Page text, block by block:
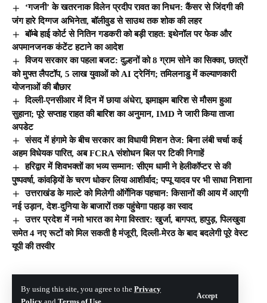
By using this site, you agree to the Privacy
Accept
‘गजनी’ के खतरनाक विलेन प्रदीप रावत का निधन: कैंसर से जिंदगी की
जंग हारे दिग्गज अभिनेता, बॉलीवुड से साउथ तक शोक की लहर
बॉम्बे हाई कोर्ट से नितिन गडकरी को बड़ी राहत: इथेनॉल पर फेक और
अपमानजनक कंटेंट हटाने का आदेश
विजय सरकार का पहला बजट: दुल्हनों को 8 ग्राम सोने का सिक्का, छात्रों
को मुफ्त लैपटॉप, 5 लाख युवाओं को AI ट्रेनिंग; तमिलनाडु में कल्याणकारी
योजनाओं की बौछार
दिल्ली-एनसीआर में दिन में छाया अंधेरा, झमाझम बारिश से मौसम हुआ
सुहाना; पूरे सप्ताह राहत की बारिश का अनुमान, IMD ने जारी किया ताजा
अपडेट
संसद में हंगामे के बीच सरकार का विधायी मिशन तेज: बिना लंबी चर्चा कई
अहम विधेयक पारित, अब FCRA संशोधन बिल पर टिकी निगाहें
हरिद्वार में शिवभक्तों का भव्य सम्मान: सीएम धामी ने हेलीकॉप्टर से की
पुष्पवर्षा, कांवड़ियों के चरण धोकर लिया आशीर्वाद; पप्पू यादव पर भी साधा निशाना
उत्तराखंड के माल्टे को मिलेगी ऑर्गेनिक पहचान: किसानों की आय में आएगी
नई उड़ान, देश-दुनिया के बाजारों तक पहुंचेगा पहाड़ का स्वाद
उत्तर प्रदेश में नमो भारत का मेगा विस्तार: खुर्जा, बागपत, हापुड़, पिलखुवा
समेत 4 नए रूटों को मिल सकती है मंजूरी, दिल्ली-मेरठ के बाद बदलेगी पूरे वेस्ट
यूपी की तस्वीर